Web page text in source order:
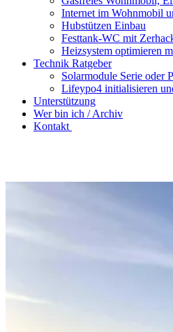
Internet im Wohnmobil
Hubstützen Einbau
Festtank-WC mit
Heizsystem optimieren
Technik Ratgeber
Solarmodule Serie oder
Lifeypo4 initialisieren
Unterstützung
Wer bin ich / Archiv
Kontakt